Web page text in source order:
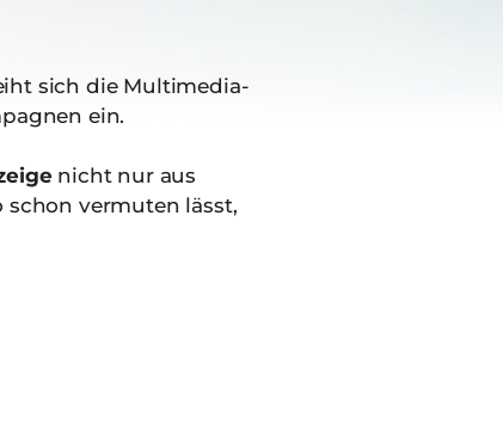
sich die Multimedia-
ein.
nicht nur aus
schon vermuten lässt,